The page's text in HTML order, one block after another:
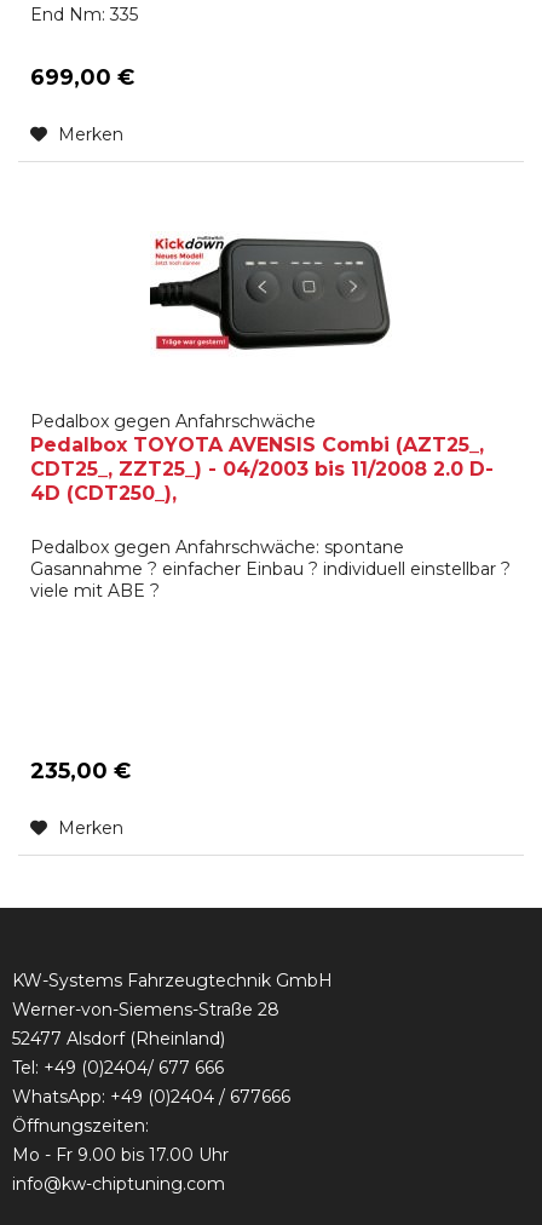
End Nm: 335
699,00 €
Merken
Pedalbox gegen Anfahrschwäche
Pedalbox TOYOTA AVENSIS Combi (AZT25_,
CDT25_, ZZT25_) - 04/2003 bis 11/2008 2.0 D-
4D (CDT250_),
Pedalbox gegen Anfahrschwäche: spontane
Gasannahme ? einfacher Einbau ? individuell einstellbar ?
viele mit ABE ?
235,00 €
Merken
KW-Systems Fahrzeugtechnik GmbH
Werner-von-Siemens-Straße 28
52477 Alsdorf (Rheinland)
Tel: +49 (0)2404/ 677 666
WhatsApp: +49 (0)2404 / 677666
Öffnungszeiten:
Mo - Fr 9.00 bis 17.00 Uhr
info@kw-chiptuning.com